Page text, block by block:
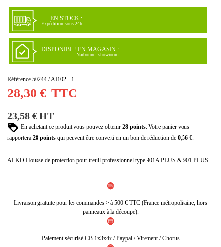
EN STOCK :
Expédition sous 24h
DISPONIBLE EN MAGASIN :
Narbonne, showroom
Référence 50244 / AI102 - 1
28,30 € TTC
23,58 € HT
En achetant ce produit vous pouvez obtenir 28 points. Votre panier vous
rapportera 28 points qui peuvent être converti en un bon de réduction de 0,56 €.
ALKO Housse de protection pour treuil professionnel type 901A PLUS & 901 PLUS.
Livraison gratuite pour les commandes > à 500 € TTC (France métropolitaine, hors
panneaux à la découpe).
Paiement sécurisé CB 1x3x4x / Paypal / Virement / Chorus